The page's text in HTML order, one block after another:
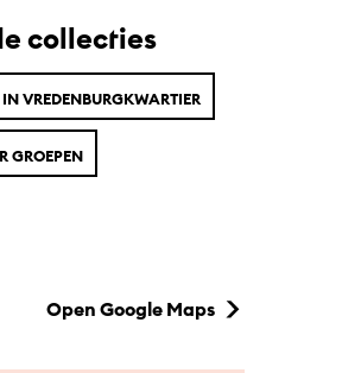
collecties
VREDENBURGKWARTIER
GROEPEN
Open Google Maps